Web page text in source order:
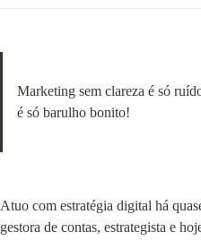
Marketing sem clareza é só
é só barulho bonito!
Atuo com estratégia digital há
gestora de contas, estrategista e